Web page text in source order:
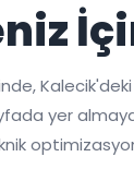
yer